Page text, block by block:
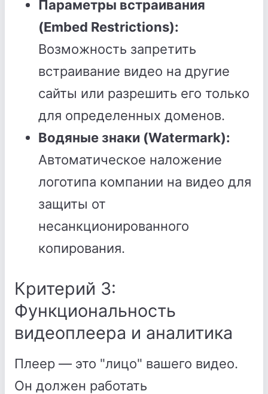
Параметры встраивания
(Embed Restrictions):
Возможность запретить
встраивание видео на другие
сайты или разрешить его только
для определенных доменов.
Водяные знаки (Watermark):
Автоматическое наложение
логотипа компании на видео для
защиты от
несанкционированного
копирования.
Критерий 3:
Функциональность
видеоплеера и аналитика
Плеер — это "лицо" вашего видео.
Он должен работать